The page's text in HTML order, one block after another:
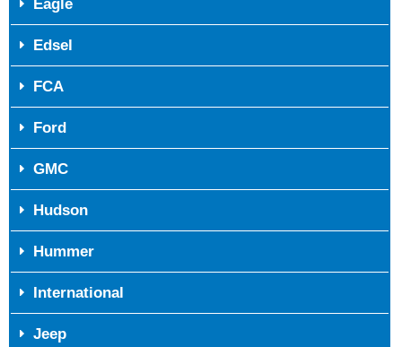
Eagle
Edsel
FCA
Ford
GMC
Hudson
Hummer
International
Jeep